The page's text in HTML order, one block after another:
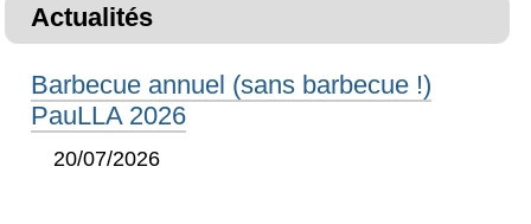
Actualités
Barbecue annuel (sans barbecue !)
PauLLA 2026
20/07/2026